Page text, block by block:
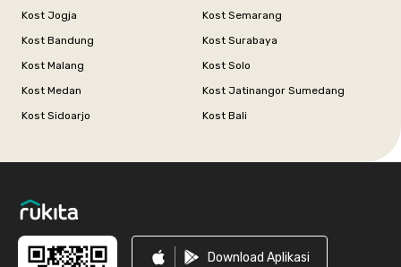
Kost Jogja
Kost Semarang
Kost Bandung
Kost Surabaya
Kost Malang
Kost Solo
Kost Medan
Kost Jatinangor Sumedang
Kost Sidoarjo
Kost Bali
Download Aplikasi